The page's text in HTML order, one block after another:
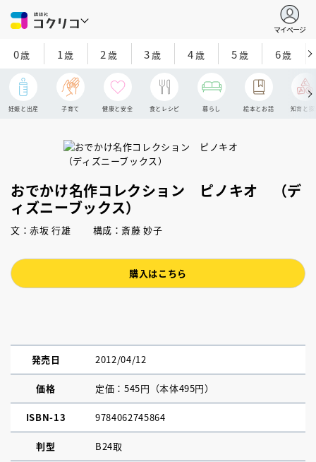
マイページ
0歳 1歳 2 歳 3歳 4歳 5歳 6歳
妊娠と出産 子育て 健康と安全 食とレシピ 暮らし 絵本とお話 知育と探
おでかけ名作コレクション ピノキオ （デ
ィズニーブックス）
文：赤坂 行雄 構成：斎藤 妙子
購入はこちら
発売日 2012/04/12
価格 定価：545円（本体495円）
ISBN-13 9784062745864
判型 B24取